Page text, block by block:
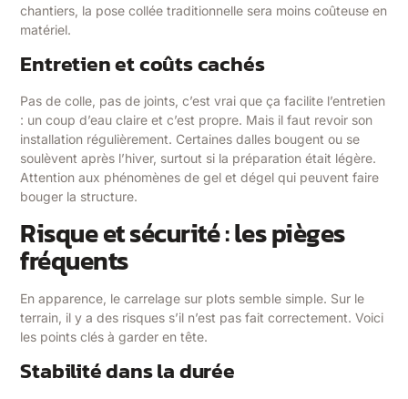
chantiers, la pose collée traditionnelle sera moins coûteuse en
matériel.
Entretien et coûts cachés
Pas de colle, pas de joints, c’est vrai que ça facilite l’entretien
: un coup d’eau claire et c’est propre. Mais il faut revoir son
installation régulièrement. Certaines dalles bougent ou se
soulèvent après l’hiver, surtout si la préparation était légère.
Attention aux phénomènes de gel et dégel qui peuvent faire
bouger la structure.
Risque et sécurité : les pièges
fréquents
En apparence, le carrelage sur plots semble simple. Sur le
terrain, il y a des risques s’il n’est pas fait correctement. Voici
les points clés à garder en tête.
Stabilité dans la durée